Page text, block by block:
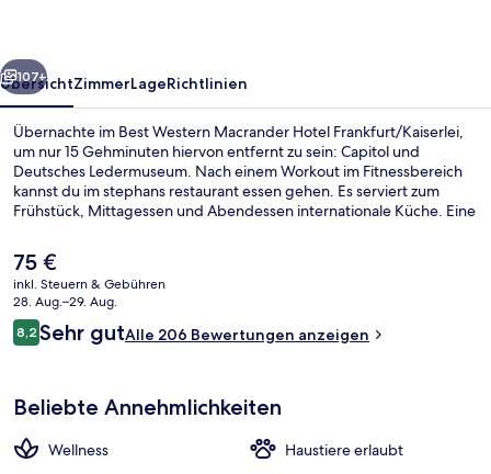
Weiter
107+
ÜbersichtZimmerLageRichtlinien
Übernachte im Best Western Macrander Hotel Frankfurt/Kaiserlei,
um nur 15 Gehminuten hiervon entfernt zu sein: Capitol und
Deutsches Ledermuseum. Nach einem Workout im Fitnessbereich
kannst du im stephans restaurant essen gehen. Es serviert zum
Frühstück, Mittagessen und Abendessen internationale Küche. Eine
Angebot. Andere Reisende mögen den allgemeinen Zustand der
Unterkunft. Die öffentlichen Verkehrsmittel sind nur einen kurzen
Fußmarsch entfernt: Zur S-Bahn-Station Offenbach (Main) Kaiserlei
sind es 4 Minuten und zur Straßenbahnhaltestelle Offenbach
Stadtgrenze 10 Minuten.
Der
aktuelle
Preis
beträgt
75 €.
75 €
inkl. Steuern & Gebühren
28. Aug.–29. Aug.
Bewertungen
8,28,2 von 10.
Sehr gutAlle 206 Bewertungen anzeigen
Beliebte Annehmlichkeiten
Wellness
Haustiere erlaubt